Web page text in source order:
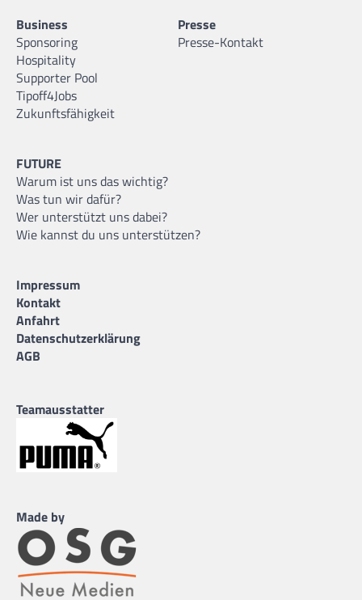
Business
Sponsoring
Hospitality
Supporter Pool
Tipoff4Jobs
Zukunftsfähigkeit
Presse
Presse-Kontakt
FUTURE
Warum ist uns das wichtig?
Was tun wir dafür?
Wer unterstützt uns dabei?
Wie kannst du uns unterstützen?
Impressum
Kontakt
Anfahrt
Datenschutzerklärung
AGB
Teamausstatter
Made by